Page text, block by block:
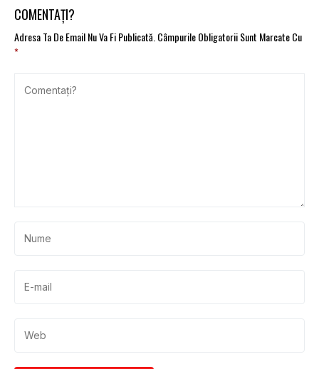
COMENTAȚI?
Adresa Ta De Email Nu Va Fi Publicată. Câmpurile Obligatorii Sunt Marcate Cu
*